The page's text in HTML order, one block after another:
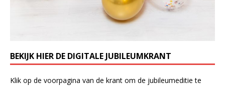
BEKIJK HIER DE DIGITALE JUBILEUMKRANT
Klik op de voorpagina van de krant om de jubileumeditie te